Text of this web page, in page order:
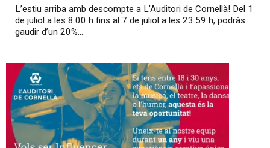
L’estiu arriba amb descompte a L’Auditori de Cornellà! Del 1
de juliol a les 8.00 h fins al 7 de juliol a les 23.59 h, podràs
gaudir d’un 20%...